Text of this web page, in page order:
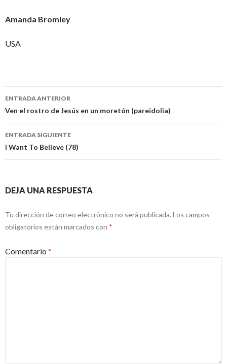
Amanda Bromley
USA
Navegación
de
entradas
ENTRADA ANTERIOR
Ven el rostro de Jesús en un moretón (pareidolia)
ENTRADA SIGUIENTE
I Want To Believe (78)
DEJA UNA RESPUESTA
Tu dirección de correo electrónico no será publicada. Los campos
obligatorios están marcados con *
Comentario *